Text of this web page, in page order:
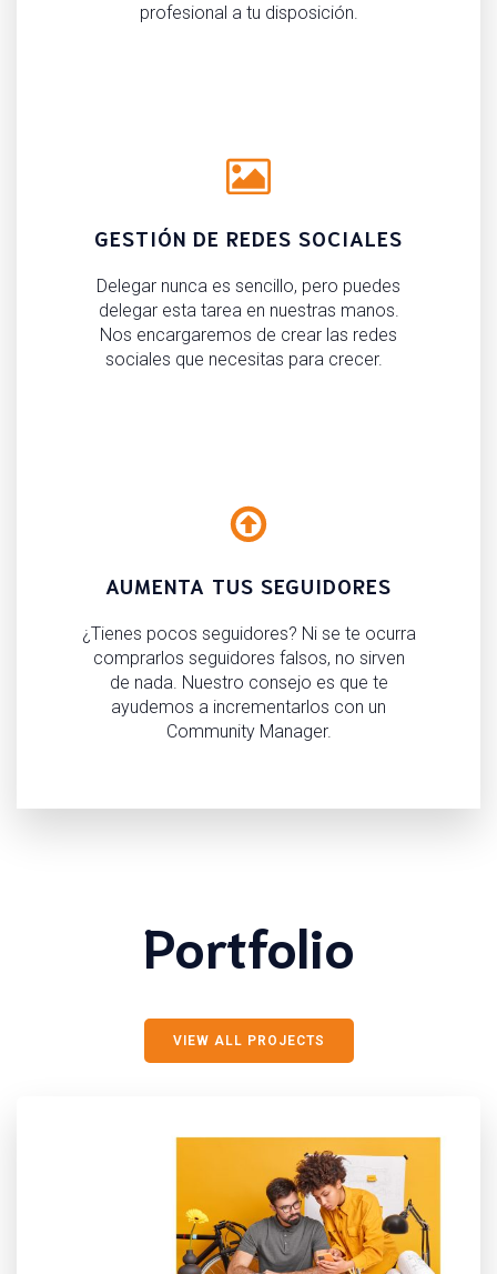
profesional a tu disposición.
GESTIÓN DE REDES SOCIALES
Delegar nunca es sencillo, pero puedes
delegar esta tarea en nuestras manos.
Nos encargaremos de crear las redes
sociales que necesitas para crecer.
AUMENTA TUS SEGUIDORES
¿Tienes pocos seguidores? Ni se te ocurra
comprarlos seguidores falsos, no sirven
de nada. Nuestro consejo es que te
ayudemos a incrementarlos con un
Community Manager.
Portfolio
VIEW ALL PROJECTS